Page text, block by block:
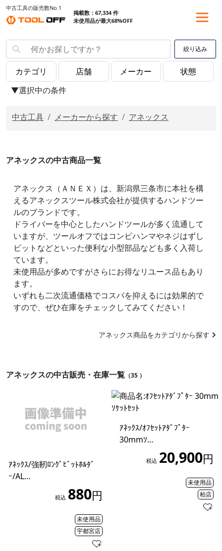
中古工具の販売数No.1
掲載数：67,334 件
未使用品が最大68%OFF
絞り込み
▼選択中の条件
中古工具 メーカーから探す アネックス
アネックスの中古商品一覧
アネックス（ＡＮＥＸ）は、新潟県三条市に本社を構
えるアネックスツール株式会社が提供するハンドツー
ルのブランドです。
ドライバーを中心としたハンドツールが多く流通して
いますが、ツールオフではコンビハンマやネジはずし
ビットなどといった便利な小型部品なども多く入荷し
ています。
未使用品が多めですがさらにお得なリユース品もあり
ます。
いずれも二次流通価格でコスパを抑えるには効果的で
すので、ぜひ在庫をチェックしてみてください！
アネックス商品をカテゴリから探す
アネックスの中古販売・在庫一覧 （35 ）
ｱﾈｯｸｽ/強靭ﾛﾝｸﾞﾋﾞｯﾄﾎﾙﾀﾞ
ｰ/AL…
税込 880円
未使用品
宇都宮店
ｱﾈｯｸｽ/ｵﾌｾｯﾄｱﾀﾞﾌﾟﾀｰ
30mmｿ…
税込 20,900円
未使用品
柏店